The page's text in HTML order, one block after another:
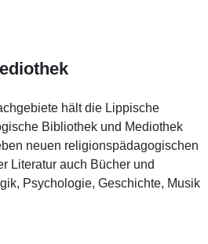
hält die Lippische
Bibliothek und Mediothek
neuen religionspädagogischen
Literatur auch Bücher und
Psychologie, Geschichte, Musik